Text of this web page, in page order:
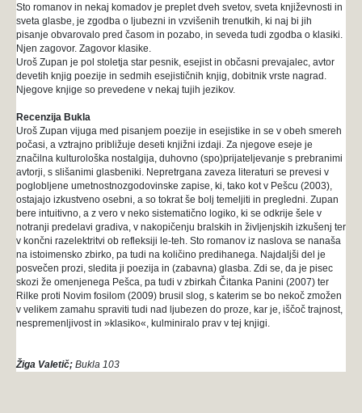
Sto romanov in nekaj komadov je preplet dveh svetov, sveta književnosti in
sveta glasbe, je zgodba o ljubezni in vzvišenih trenutkih, ki naj bi jih
pisanje obvarovalo pred časom in pozabo, in seveda tudi zgodba o klasiki.
Njen zagovor. Zagovor klasike.
Uroš Zupan je pol stoletja star pesnik, esejist in občasni prevajalec, avtor
devetih knjig poezije in sedmih esejističnih knjig, dobitnik vrste nagrad.
Njegove knjige so prevedene v nekaj tujih jezikov.
Recenzija Bukla
Uroš Zupan vijuga med pisanjem poezije in esejistike in se v obeh smereh
počasi, a vztrajno približuje deseti knjižni izdaji. Za njegove eseje je
značilna kulturološka nostalgija, duhovno (spo)prijateljevanje s prebranimi
avtorji, s slišanimi glasbeniki. Nepretrgana zaveza literaturi se prevesi v
poglobljene umetnostnozgodovinske zapise, ki, tako kot v Pešcu (2003),
ostajajo izkustveno osebni, a so tokrat še bolj temeljiti in pregledni. Zupan
bere intuitivno, a z vero v neko sistematično logiko, ki se odkrije šele v
notranji predelavi gradiva, v nakopičenju bralskih in življenjskih izkušenj ter
v končni razelektritvi ob refleksiji le-teh. Sto romanov iz naslova se nanaša
na istoimensko zbirko, pa tudi na količino predihanega. Najdaljši del je
posvečen prozi, sledita ji poezija in (zabavna) glasba. Zdi se, da je pisec
skozi že omenjenega Pešca, pa tudi v zbirkah Čitanka Panini (2007) ter
Rilke proti Novim fosilom (2009) brusil slog, s katerim se bo nekoč zmožen
v velikem zamahu spraviti tudi nad ljubezen do proze, kar je, iščoč trajnost,
nespremenljivost in »klasiko«, kulminiralo prav v tej knjigi.
Žiga Valetič; Bukla 103